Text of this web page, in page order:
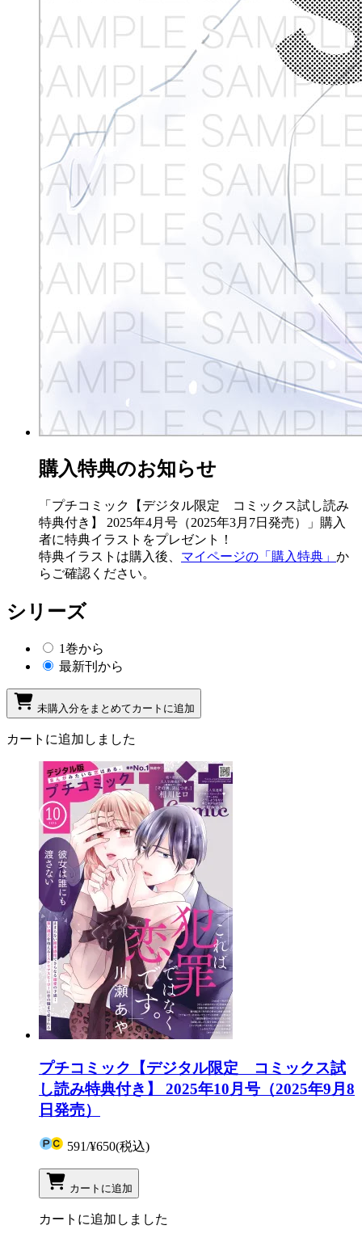
購入特典のお知らせ
「プチコミック【デジタル限定 コミックス試し読み
特典付き】 2025年4月号（2025年3月7日発売）」購入
者に特典イラストをプレゼント！
特典イラストは購入後、 マイページの「購入特典」 か
らご確認ください。
シリーズ
1巻から
最新刊から
未購入分をまとめてカートに追加
カートに追加しました
プチコミック【デジタル限定 コミックス試
し読み特典付き】 2025年10月号（2025年9月8
日発売）
591/¥650(税込)
カートに追加
カートに追加しました